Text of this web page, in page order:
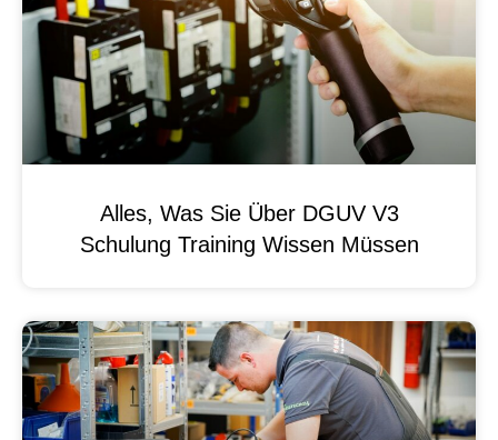
Alles, Was Sie Über DGUV V3
Schulung Training Wissen Müssen